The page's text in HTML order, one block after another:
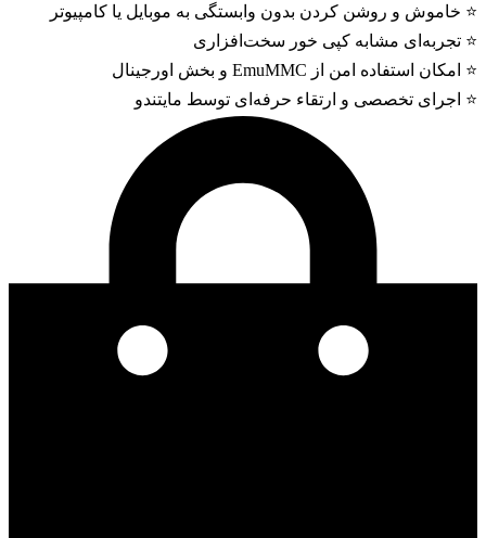
⭐ خاموش و روشن کردن بدون وابستگی به موبایل یا کامپیوتر
⭐ تجربه‌ای مشابه کپی خور سخت‌افزاری
⭐ امکان استفاده امن از EmuMMC و بخش اورجینال
⭐ اجرای تخصصی و ارتقاء حرفه‌ای توسط مایتندو